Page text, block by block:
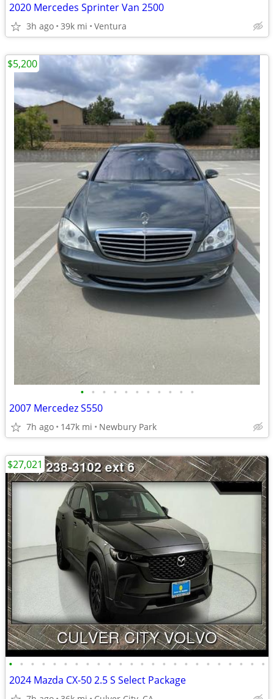
2020 Mercedes Sprinter Van 2500
3h ago 39k mi Ventura
• • • • • • • • • • •
2007 Mercedez S550
7h ago 147k mi Newbury Park
$5,200
• • • • • • • • • • • • • • • • • • • • • • • •
2024 Mazda CX-50 2.5 S Select Package
$27,021